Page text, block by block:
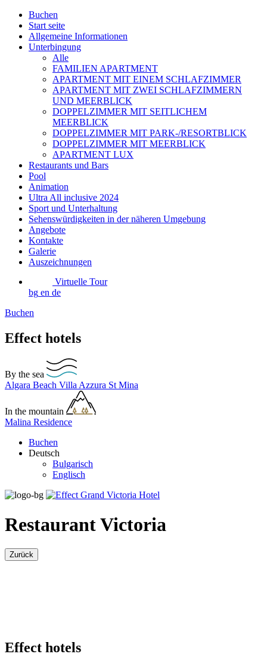
Buchen
Start seite
Allgemeine Informationen
Unterbingung
Alle
FAMILIEN APARTMENT
APARTMENT MIT EINEM SCHLAFZIMMER
APARTMENT MIT ZWEI SCHLAFZIMMERN
UND MEERBLICK
DOPPELZIMMER MIT SEITLICHEM
MEERBLICK
DOPPELZIMMER MIT PARK-/RESORTBLICK
DOPPELZIMMER MIT MEERBLICK
APARTMENT LUX
Restaurants und Bars
Pool
Animation
Ultra All inclusive 2024
Sport und Unterhaltung
Sehenswürdigkeiten in der näheren Umgebung
Angebote
Kontakte
Galerie
Auszeichnungen
Virtuelle Tour
bg en de
Buchen
Effect hotels
By the sea
Algara Beach Villa Azzura St Mina
In the mountain
Malina Residence
Buchen
Deutsch
Bulgarisch
Englisch
Restaurant Victoria
Zurück
Effect hotels